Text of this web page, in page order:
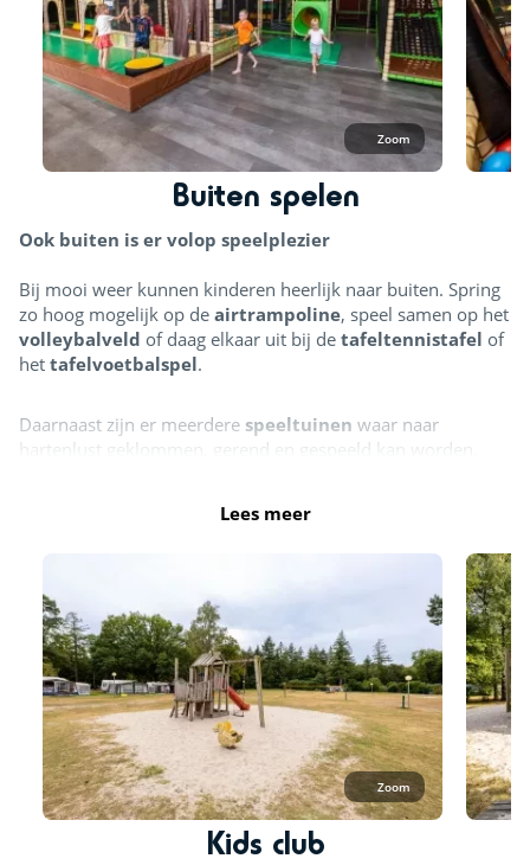
Toegang en abonnementen
Voor het gebruik van de binnenspeeltuin geldt een betaalde
entree. Campinggasten kunnen gebruikmaken van
voordelige weekkaarten vanaf €18,- per week. Ook zijn er
dagtickets beschikbaar vanaf €7,50. Meer informatie over
abonnementen en tarieven is verkrijgbaar bij de receptie.
Voor meer informatie over openingsdagen en -tijden kun je
kijken op de website van debinnenspeeltuin
Zoom
Buiten spelen
Ook buiten is er volop speelplezier
Bij mooi weer kunnen kinderen heerlijk naar buiten. Spring
zo hoog mogelijk op de airtrampoline, speel samen op het
volleybalveld of daag elkaar uit bij de tafeltennistafel of
het tafelvoetbalspel.
Daarnaast zijn er meerdere speeltuinen waar naar
hartenlust geklommen, gerend en gespeeld kan worden.
Lees meer
Zoom
Kids club